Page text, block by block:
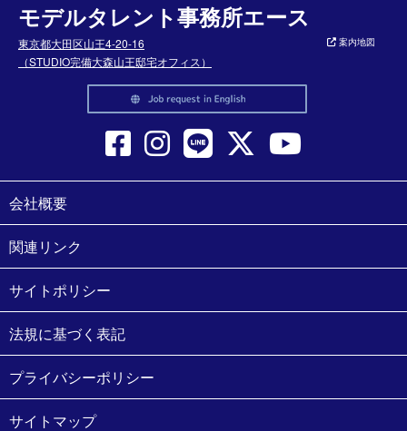
モデルタレント事務所エース
東京都大田区山王4-20-16
（STUDIO完備大森山王邸宅オフィス）
案内地図
会社概要
関連リンク
サイトポリシー
法規に基づく表記
プライバシーポリシー
サイトマップ